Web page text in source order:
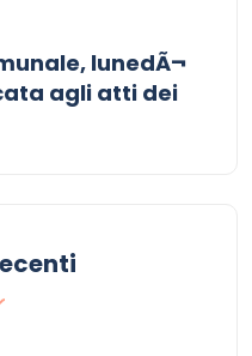
lunedÃ¬
agli atti dei